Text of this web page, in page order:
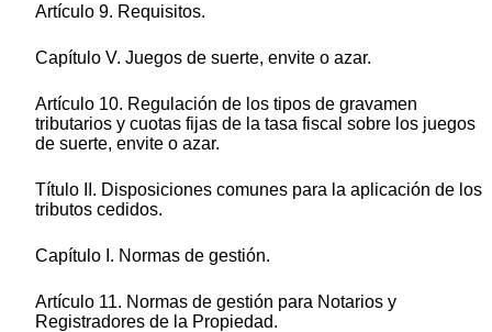
Artículo 9. Requisitos.
Capítulo V. Juegos de suerte, envite o azar.
Artículo 10. Regulación de los tipos de gravamen
tributarios y cuotas fijas de la tasa fiscal sobre los juegos
de suerte, envite o azar.
Título II. Disposiciones comunes para la aplicación de los
tributos cedidos.
Capítulo I. Normas de gestión.
Artículo 11. Normas de gestión para Notarios y
Registradores de la Propiedad.